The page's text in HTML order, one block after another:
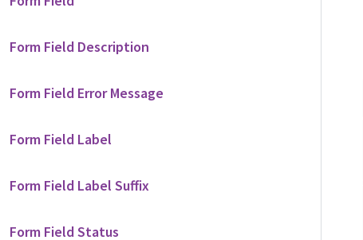
Form Field Description
Form Field Error Message
Form Field Label
Form Field Label Suffix
Form Field Status